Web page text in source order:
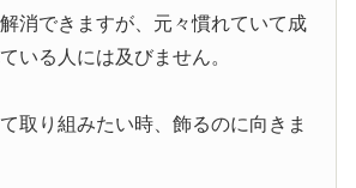
消できますが、元々慣れていて成
いる人には及びません。
取り組みたい時、飾るのに向きま